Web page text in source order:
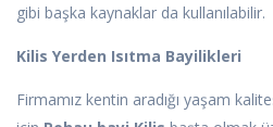
gibi başka kaynaklar da kullanılabilir.
Kilis Yerden Isıtma Bayilikleri
Firmamız kentin aradığı yaşam